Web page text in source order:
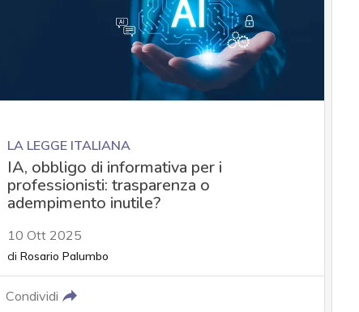
LA LEGGE ITALIANA
IA, obbligo di informativa per i
professionisti: trasparenza o
adempimento inutile?
10 Ott 2025
di Rosario Palumbo
Condividi